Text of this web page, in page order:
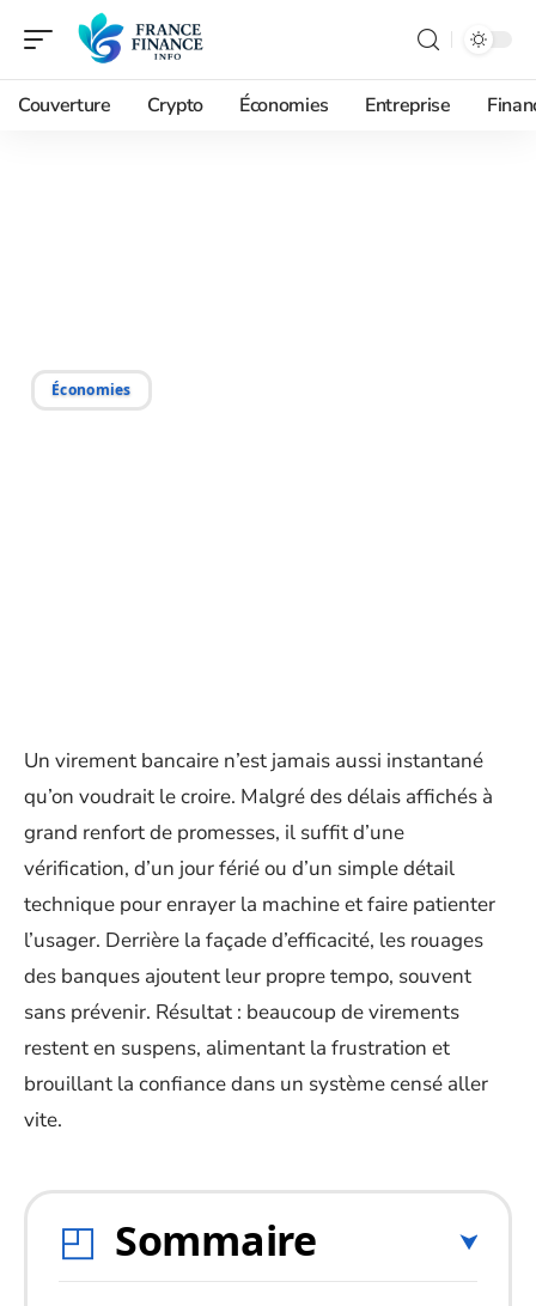
Couverture Crypto Économies Entreprise
Économies
Un virement bancaire n’est jamais aussi instantané
qu’on voudrait le croire. Malgré des délais affichés à
grand renfort de promesses, il suffit d’une
vérification, d’un jour férié ou d’un simple détail
technique pour enrayer la machine et faire patienter
l’usager. Derrière la façade d’efficacité, les rouages
des banques ajoutent leur propre tempo, souvent
sans prévenir. Résultat : beaucoup de virements
restent en suspens, alimentant la frustration et
brouillant la confiance dans un système censé aller
vite.
Sommaire